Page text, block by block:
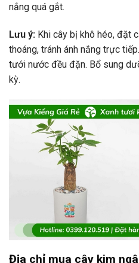
nắng quá gắt.
Lưu ý: Khi cây bị khô héo, đặt
thoáng, tránh ánh nắng trực
tưới nước đều đặn. Bổ sung
kỳ.
Địa chỉ mua cây kim